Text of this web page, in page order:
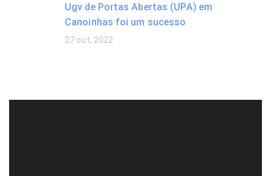
Ugv de Portas Abertas (UPA) em
Canoinhas foi um sucesso
27 out, 2022